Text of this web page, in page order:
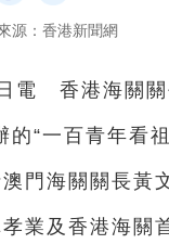
源：香港新聞網
電 香港海關關
的“一百青年看
門海關關長黃
業及香港海關